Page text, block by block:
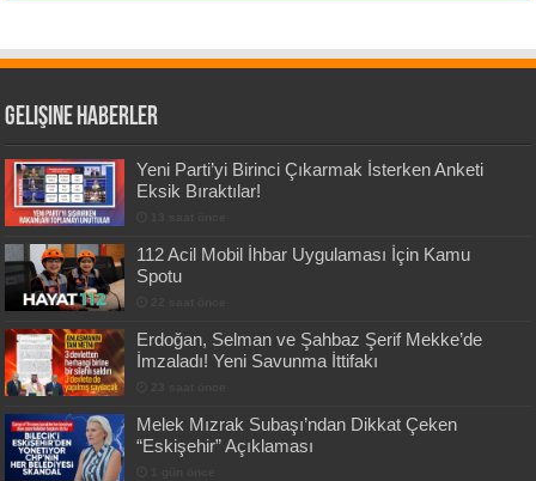
Gelişine Haberler
Yeni Parti’yi Birinci Çıkarmak İsterken Anketi
Eksik Bıraktılar!
112 Acil Mobil İhbar Uygulaması İçin Kamu
Spotu
Erdoğan, Selman ve Şahbaz Şerif Mekke’de
İmzaladı! Yeni Savunma İttifakı
Melek Mızrak Subaşı’ndan Dikkat Çeken
“Eskişehir” Açıklaması